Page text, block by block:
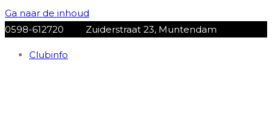
Ga naar de inhoud
0598-612720
Zuiderstraat 23, Muntendam
Clubinfo